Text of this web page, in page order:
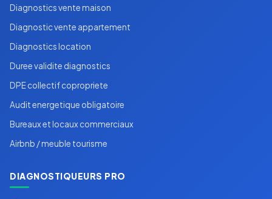
Diagnostics vente maison
Diagnostic vente appartement
Diagnostics location
Duree validite diagnostics
DPE collectif copropriete
Audit energetique obligatoire
Bureaux et locaux commerciaux
Airbnb / meuble tourisme
DIAGNOSTIQUEURS PRO